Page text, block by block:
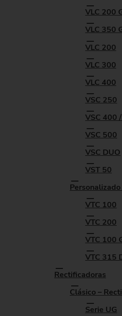
VLC 200
VLC 350
VLC 200
VLC 300
VLC 400
VSC 250
VSC 400
VSC 500
VSC DUO
VST 50
Personalizado
VTC 100
VTC 200
VTC 100
VTC 315
Rectificadoras
Clásico –
Serie UG